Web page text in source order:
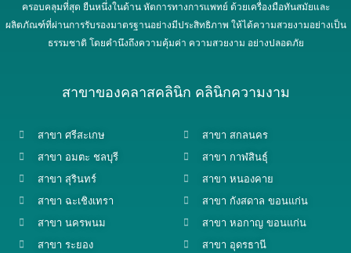
ครอบคลุมที่สุด ยืนหนึ่งในด้าน หัตการทางการแพทย์ ด้วยเครื่องมือทันสมัยและ
ผลิตภัณฑ์ที่ผ่านการรับรองมาตรฐานอย่างมีประสิทธิภาพ ให้ได้ความสวยงามอย่างเป็น
ธรรมชาติ โดยคำนึงถึงความคุ้มค่า ความสวยงาม อย่างปลอดภัย
สาขาของคลาสคลินิก คลินิกความงาม
สาขา ศรีสะเกษ
สาขา อมตะ ชลบุรี
สาขา สุรินทร์
สาขา ฉะเชิงเทรา
สาขา นครพนม
สาขา ระยอง
สาขา สกลนคร
สาขา กาฬสินธุ์
สาขา หนองคาย
สาขา กังสดาล ขอนแก่น
สาขา หอกาญ ขอนแก่น
สาขา อุดรธานี